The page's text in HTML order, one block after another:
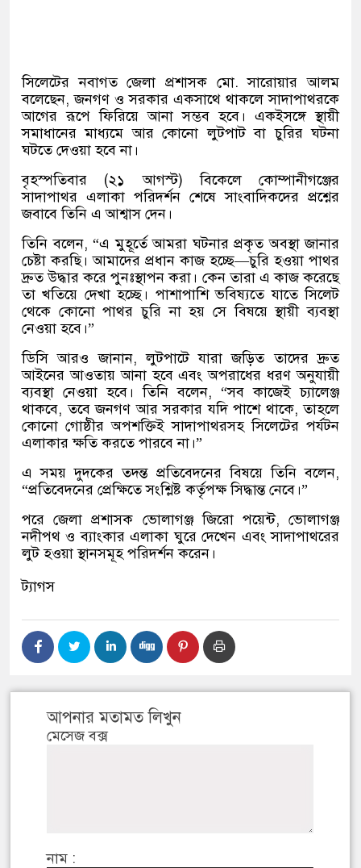
সিলেটের নবাগত জেলা প্রশাসক মো. সারোয়ার আলম
বলেছেন, জনগণ ও সরকার একসাথে থাকলে সাদাপাথরকে
আগের রূপে ফিরিয়ে আনা সম্ভব হবে। একইসঙ্গে স্থায়ী
সমাধানের মাধ্যমে আর কোনো লুটপাট বা চুরির ঘটনা
ঘটতে দেওয়া হবে না।
বৃহস্পতিবার (২১ আগস্ট) বিকেলে কোম্পানীগঞ্জের
সাদাপাথর এলাকা পরিদর্শন শেষে সাংবাদিকদের প্রশ্নের
জবাবে তিনি এ আশ্বাস দেন।
তিনি বলেন, “এ মুহূর্তে আমরা ঘটনার প্রকৃত অবস্থা জানার
চেষ্টা করছি। আমাদের প্রধান কাজ হচ্ছে—চুরি হওয়া পাথর
দ্রুত উদ্ধার করে পুনঃস্থাপন করা। কেন তারা এ কাজ করেছে
তা খতিয়ে দেখা হচ্ছে। পাশাপাশি ভবিষ্যতে যাতে সিলেট
থেকে কোনো পাথর চুরি না হয় সে বিষয়ে স্থায়ী ব্যবস্থা
নেওয়া হবে।”
ডিসি আরও জানান, লুটপাটে যারা জড়িত তাদের দ্রুত
আইনের আওতায় আনা হবে এবং অপরাধের ধরণ অনুযায়ী
ব্যবস্থা নেওয়া হবে। তিনি বলেন, “সব কাজেই চ্যালেঞ্জ
থাকবে, তবে জনগণ আর সরকার যদি পাশে থাকে, তাহলে
কোনো গোষ্ঠীর অপশক্তিই সাদাপাথরসহ সিলেটের পর্যটন
এলাকার ক্ষতি করতে পারবে না।”
এ সময় দুদকের তদন্ত প্রতিবেদনের বিষয়ে তিনি বলেন,
“প্রতিবেদনের প্রেক্ষিতে সংশ্লিষ্ট কর্তৃপক্ষ সিদ্ধান্ত নেবে।”
পরে জেলা প্রশাসক ভোলাগঞ্জ জিরো পয়েন্ট, ভোলাগঞ্জ
নদীপথ ও ব্যাংকার এলাকা ঘুরে দেখেন এবং সাদাপাথরের
লুট হওয়া স্থানসমূহ পরিদর্শন করেন।
ট্যাগস
আপনার মতামত লিখুন
মেসেজ বক্স
নাম :